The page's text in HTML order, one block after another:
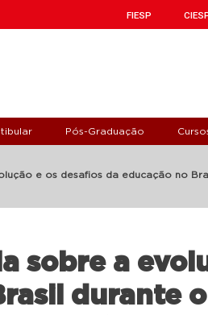
FIESP
Pós-Graduação
e os desafios da educação no
sobre a
durante